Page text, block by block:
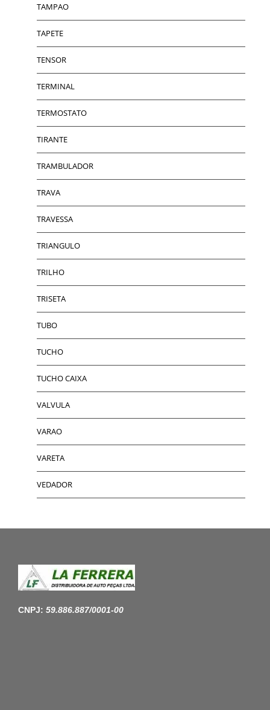
TAMPAO
TAPETE
TENSOR
TERMINAL
TERMOSTATO
TIRANTE
TRAMBULADOR
TRAVA
TRAVESSA
TRIANGULO
TRILHO
TRISETA
TUBO
TUCHO
TUCHO CAIXA
VALVULA
VARAO
VARETA
VEDADOR
CNPJ: 59.886.887/0001-00